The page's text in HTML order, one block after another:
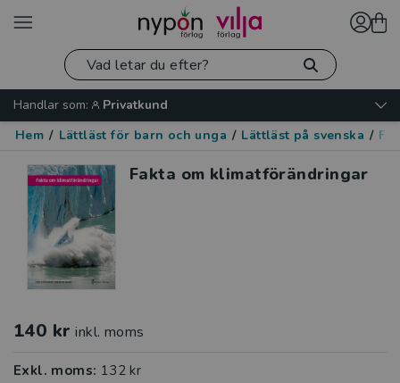
Handlar som:
Privatkund
Hem / Lättläst för barn och unga / Lättläst på svenska /
Fakta om klimatförändringar
140 kr inkl. moms
Exkl. moms: 132 kr